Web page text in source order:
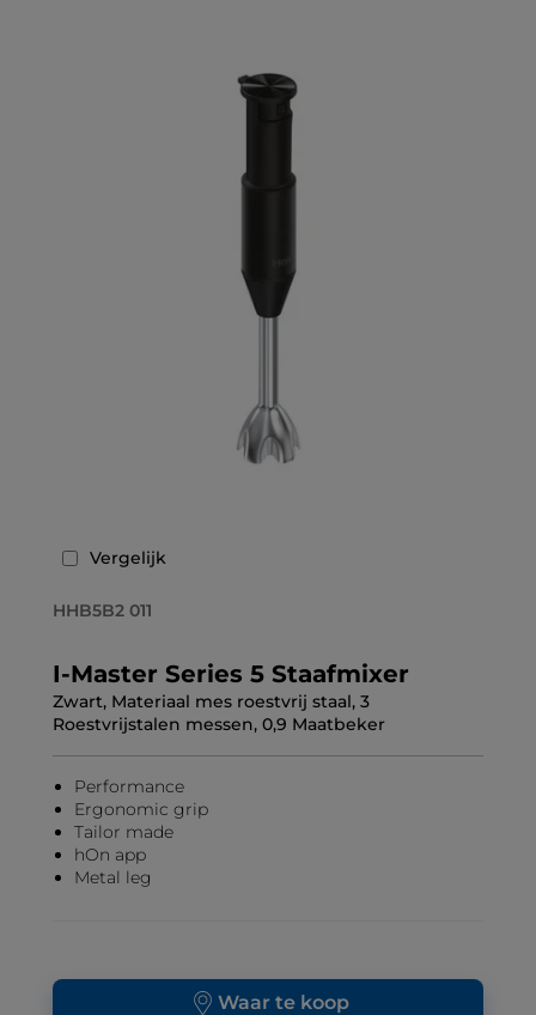
Vergelijk
HHB5B2 011
I-Master Series 5 Staafmixer
Zwart, Materiaal mes roestvrij staal, 3
Roestvrijstalen messen, 0,9 Maatbeker
Performance
Ergonomic grip
Tailor made
hOn app
Metal leg
Waar te koop